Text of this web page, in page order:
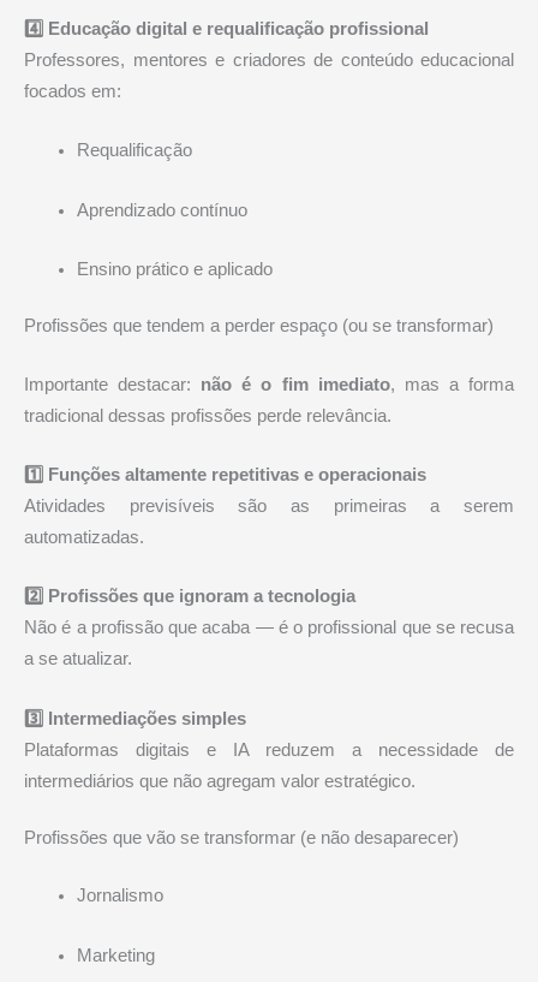
4️⃣ Educação digital e requalificação profissional
Professores, mentores e criadores de conteúdo educacional
focados em:
Requalificação
Aprendizado contínuo
Ensino prático e aplicado
Profissões que tendem a perder espaço (ou se transformar)
Importante destacar: não é o fim imediato, mas a forma
tradicional dessas profissões perde relevância.
1️⃣ Funções altamente repetitivas e operacionais
Atividades previsíveis são as primeiras a serem
automatizadas.
2️⃣ Profissões que ignoram a tecnologia
Não é a profissão que acaba — é o profissional que se recusa
a se atualizar.
3️⃣ Intermediações simples
Plataformas digitais e IA reduzem a necessidade de
intermediários que não agregam valor estratégico.
Profissões que vão se transformar (e não desaparecer)
Jornalismo
Marketing